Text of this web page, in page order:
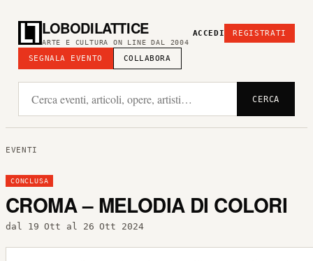
LOBODILATTICE
ARTE E CULTURA ON LINE DAL 2004
SEGNALA EVENTO COLLABORA
ACCEDI REGISTRATI
CERCA
EVENTI
CONCLUSA
CROMA – MELODIA DI COLORI
dal 19 Ott al 26 Ott 2024